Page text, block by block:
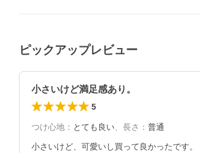
ピックアップレビュー
小さいけど満足感あり。
5
つけ心地 ： とても良い 長さ ： 普通
小さいけど、可愛いし買って良かったです。